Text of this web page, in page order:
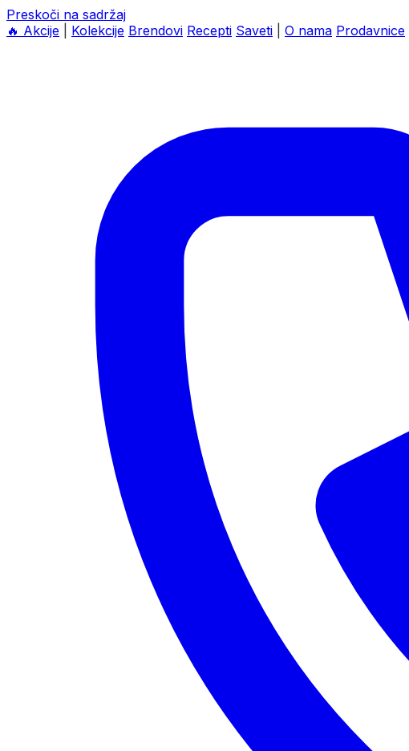
Preskoči na sadržaj
🔥 Akcije Kolekcije Brendovi Recepti Saveti O nama Prodavnice